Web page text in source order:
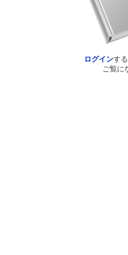
ログインす
ご覧に